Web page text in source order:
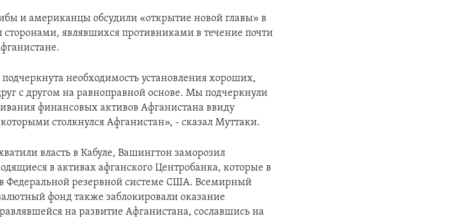
и американцы обсудили «открытие новой главы» в
являвшихся противниками в течение почти
необходимость установления хороших,
с другом на равноправной основе. Мы подчеркнули
финансовых активов Афганистана ввиду
столкнулся Афганистан», - сказал Муттаки.
власть в Кабуле, Вашингтон заморозил
в активах афганского Центробанка, которые в
Федеральной резервной системе США. Всемирный
фонд также заблокировали оказание
на развитие Афганистана, сославшись на